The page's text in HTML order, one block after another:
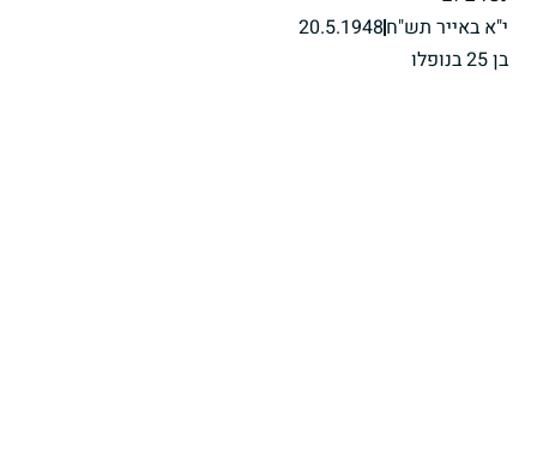
י"א באייר תש"ח20.5.1948
בן 25 בנופלו